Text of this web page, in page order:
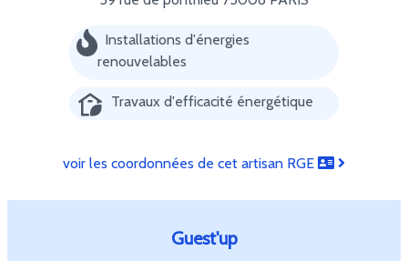
Installations d'énergies
renouvelables
Travaux d'efficacité énergétique
voir les coordonnées de cet artisan RGE
Guest'up